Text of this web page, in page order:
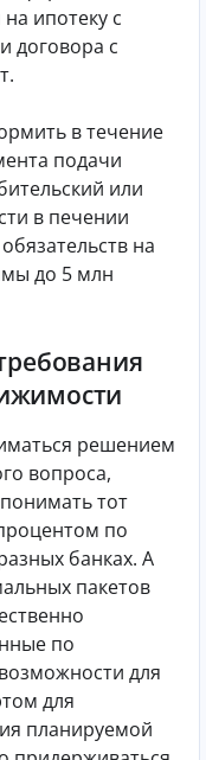
ипотеку с
договора с
в течение
подачи
или
в печении
на
до 5 млн
решением
вопроса,
тот
по
банках. А
пакетов
по
для
для
планируемой